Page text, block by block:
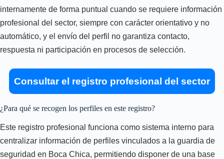
internamente de forma puntual cuando se requiere información
profesional del sector, siempre con carácter orientativo y no
automático, y el envío del perfil no garantiza contacto,
respuesta ni participación en procesos de selección.
Consultar el registro profesional del sector
¿Para qué se recogen los perfiles en este registro?
Este registro profesional funciona como sistema interno para
centralizar información de perfiles vinculados a la guardia de
seguridad en Boca Chica, permitiendo disponer de una base